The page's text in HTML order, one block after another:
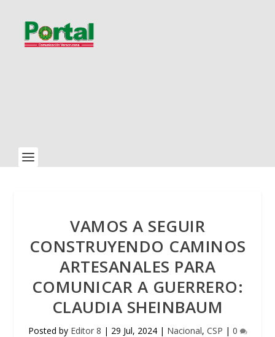
VAMOS A SEGUIR
CONSTRUYENDO CAMINOS
ARTESANALES PARA
COMUNICAR A GUERRERO:
CLAUDIA SHEINBAUM
Posted by Editor 8 | 29 Jul, 2024| Nacional, CSP | 0